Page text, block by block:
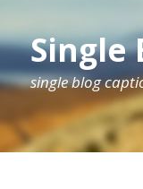
Single
single blog